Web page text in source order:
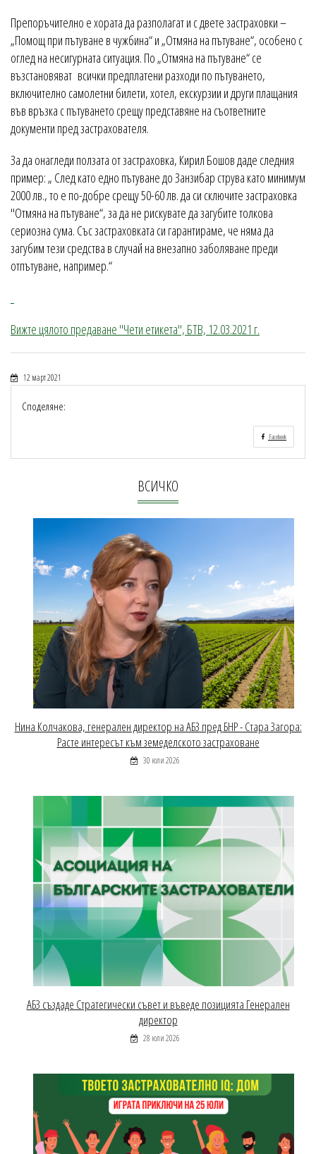
Препоръчително е хората да разполагат и с двете застраховки –
„Помощ при пътуване в чужбина“ и „Отмяна на пътуване“, особено с
оглед на несигурната ситуация. По „Отмяна на пътуване“ се
възстановяват всички предплатени разходи по пътуването,
включително самолетни билети, хотел, екскурзии и други плащания
във връзка с пътуването срещу представяне на съответните
документи пред застрахователя.
За да онагледи ползата от застраховка, Кирил Бошов даде следния
пример: „ След като едно пътуване до Занзибар струва като минимум
2000 лв., то е по-добре срещу 50-60 лв. да си сключите застраховка
"Отмяна на пътуване“, за да не рискувате да загубите толкова
сериозна сума. Със застраховката си гарантираме, че няма да
загубим тези средства в случай на внезапно заболяване преди
отпътуване, например.“
Вижте цялото предаване "Чети етикета", БТВ, 12.03.2021 г.
12 март 2021
Споделяне:
Facebook
ВСИЧКО
Нина Колчакова, генерален директор на АБЗ пред БНР - Стара Загора:
Расте интересът към земеделското застраховане
30 юли 2026
АБЗ създаде Стратегически съвет и въведе позицията Генерален
директор
28 юли 2026